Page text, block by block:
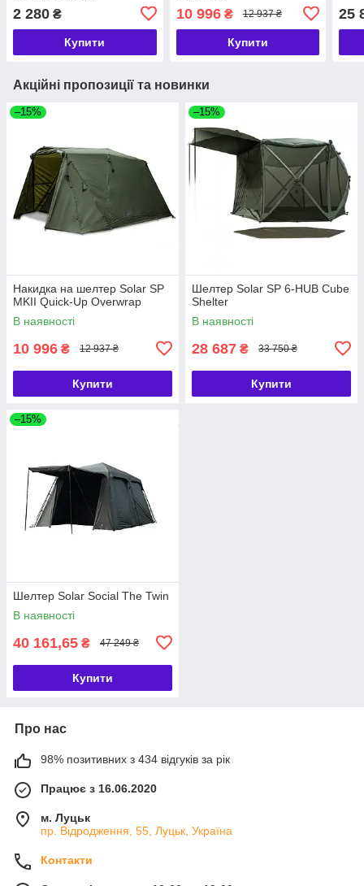
2 280 ₴
Купити
10 996₴ 12 937 ₴
Купити
25
Акційні пропозиції та новинки
–15%
Накидка на шелтер Solar SP
MKII Quick-Up Overwrap
В наявності
10 996 ₴ 12 937 ₴
Купити
–15%
Шелтер Solar SP 6-HUB Cube
Shelter
В наявності
28 687 ₴ 33 750 ₴
Купити
–15%
Шелтер Solar Social The Twin
В наявності
40 161,65 ₴ 47 249 ₴
Купити
Про нас
98% позитивних з 434 відгуків за рік
Працює з 16.06.2020
м. Луцьк
пр. Відродження, 55, Луцьк, Україна
Контакти